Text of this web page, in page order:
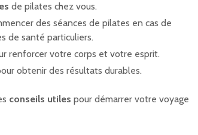
de pilates chez vous.
des séances de pilates en cas de
de santé particuliers.
renforcer votre corps et votre esprit.
obtenir des résultats durables.
conseils utiles pour démarrer votre voyage